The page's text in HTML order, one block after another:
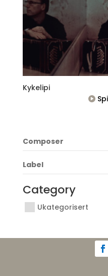
Kykelipi
Composer
Label
Category
Ukategorisert